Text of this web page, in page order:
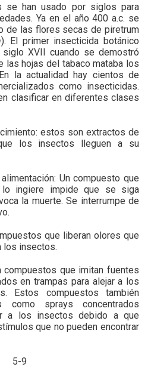
se han usado por siglos para
Ya en el año 400 a.c. se
de las flores secas de piretrum
). El primer insecticida botánico
XVII cuando se demostró
las hojas del tabaco mataba los
la actualidad hay cientos de
como insecticidas.
clasificar en diferentes clases
estos son extractos de
los insectos lleguen a su
Un compuesto que
ingiere impide que se siga
la muerte. Se interrumpe de
que liberan olores que
los insectos.
que imitan fuentes
en trampas para alejar a los
Estos compuestos también
como sprays concentrados
a los insectos debido a que
que no pueden encontrar